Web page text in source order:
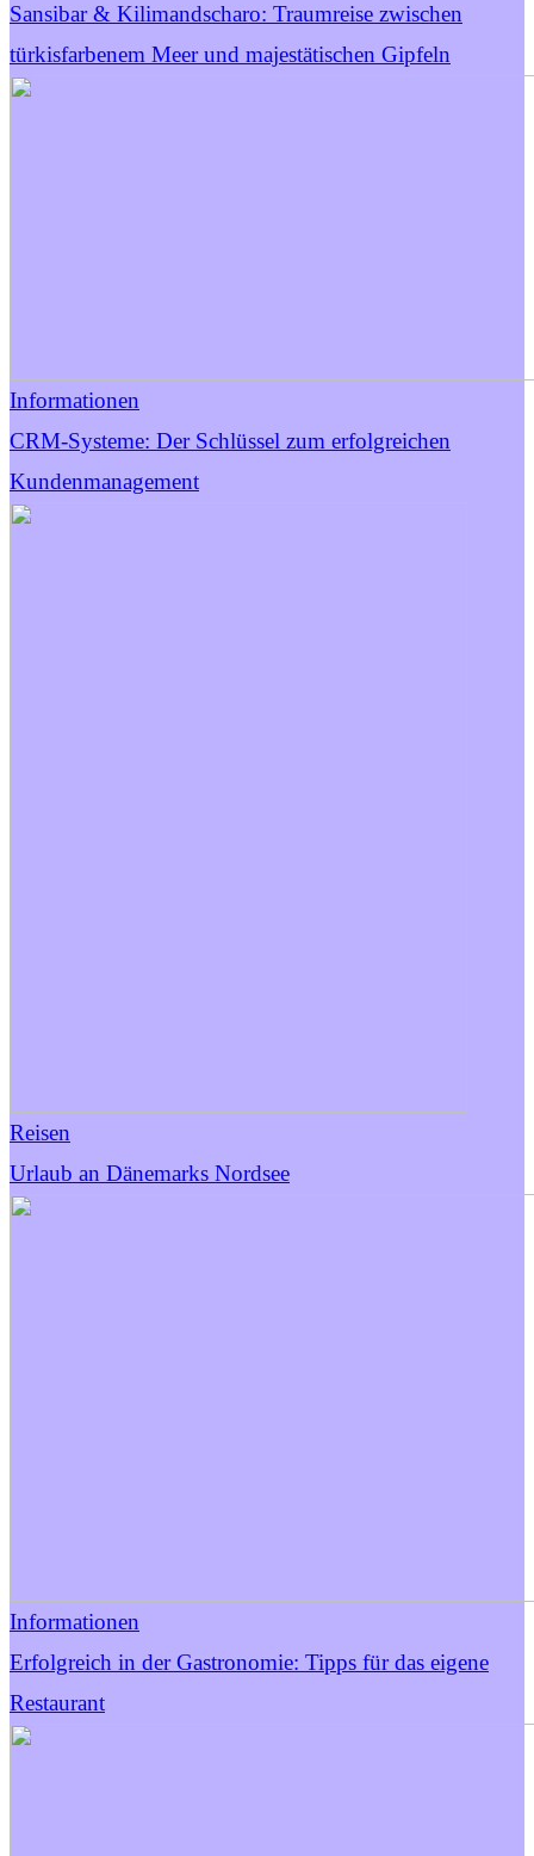
Sansibar & Kilimandscharo: Traumreise zwischen
türkisfarbenem Meer und majestätischen Gipfeln
Informationen
CRM-Systeme: Der Schlüssel zum erfolgreichen
Kundenmanagement
Reisen
Urlaub an Dänemarks Nordsee
Informationen
Erfolgreich in der Gastronomie: Tipps für das eigene
Restaurant